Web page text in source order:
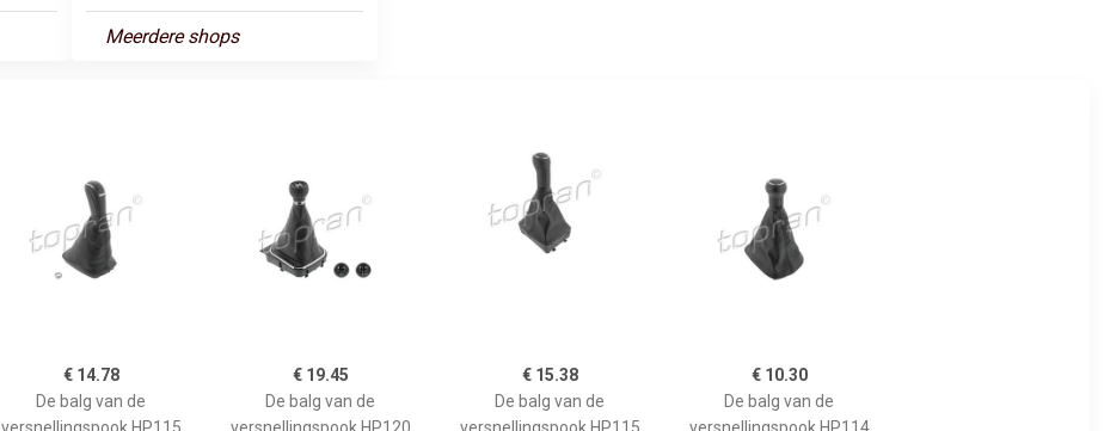
Meerdere shops
€ 14.78
De balg van de
versnellingspook HP115
€ 19.45
De balg van de
versnellingspook HP120
€ 15.38
De balg van de
versnellingspook HP115
€ 10.30
De balg van de
versnellingspook HP114